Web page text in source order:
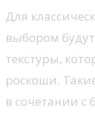
Для
выбором
текстуры,
роскоши.
в сочетании с